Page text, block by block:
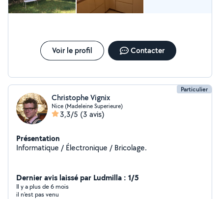
Voir le profil Contacter
Particulier
Christophe Vignix
Nice (Madeleine Superieure)
3,3/5 (3 avis)
Présentation
Informatique / Électronique / Bricolage.
Dernier avis laissé par Ludmilla : 1/5
Il y a plus de 6 mois
il n'est pas venu